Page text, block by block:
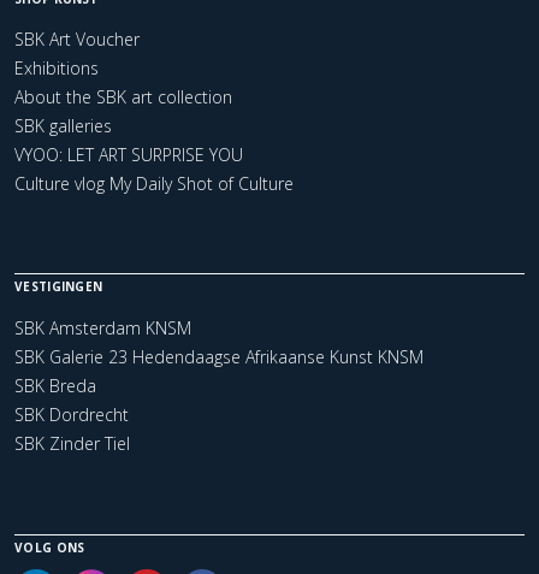
SBK Art Voucher
Exhibitions
About the SBK art collection
SBK galleries
VYOO: LET ART SURPRISE YOU
Culture vlog My Daily Shot of Culture
VESTIGINGEN
SBK Amsterdam KNSM
SBK Galerie 23 Hedendaagse Afrikaanse Kunst KNSM
SBK Breda
SBK Dordrecht
SBK Zinder Tiel
VOLG ONS